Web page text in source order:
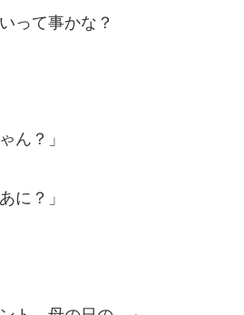
って事かな？
ん？」
に？」